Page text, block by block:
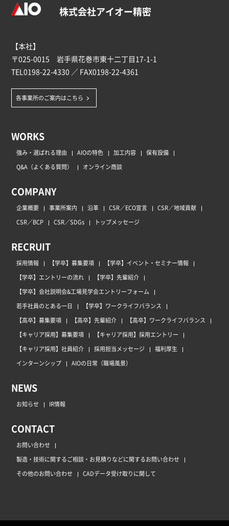
株式会社アイオー精密
【本社】
〒025-0015 岩手県花巻市東十二丁目17-1-1
TEL0198-22-4330 ／ FAX0198-22-4361
各事業所のご案内はこちら
WORKS
強み・選ばれる理由 AIOの特色 加工内容
保有設備
Q&A（よくある質問）
オンライン商談
COMPANY
企業概要 事業所案内 沿革 CSR／ECO宣言
CSR／地域貢献
CSR／BCP
CSR／SDGs トップメッセージ
RECRUIT
採用情報 【学卒】募集要項
【学卒】イベント・セミナー情報
【学卒】エントリーの流れ
【学卒】先輩紹介
【学卒】会社説明会&工場見学会エントリーフォーム
若手社員のとある一日
【学卒】ワークライフバランス
【高卒】募集要項
【高卒】先輩紹介
【高卒】ワークライフバランス
【キャリア採用】募集要項
【キャリア採用】採用エントリー
【キャリア採用】社員紹介
採用担当メッセージ
福利厚生
インターンシップ
AIOの日常（職場風景）
NEWS
お知らせ IR情報
CONTACT
お問い合わせ
製造・技術に関するご相談・お見積りなどに関するお問い合わせ
その他のお問い合わせ
CADデータ受け取りに関して